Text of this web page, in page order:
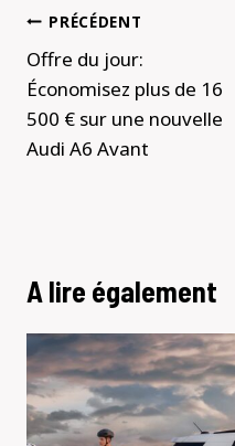
Navigation
de
l’article
PRÉCÉDENT
Offre du jour:
Économisez plus de 16
500 € sur une nouvelle
Audi A6 Avant
A lire également